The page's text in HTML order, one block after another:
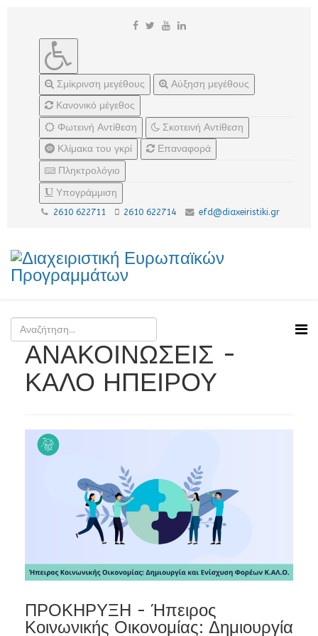
Σμίκρινση μεγέθους
Αύξηση μεγέθους
Κανονικό μέγεθος
Φωτεινή Αντίθεση
Σκοτεινή Αντίθεση
Κλίμακα του γκρί
Επαναφορά
Πληκτρολόγιο
Υπογράμμιση
2610 622711 2610 622714 efd@diaxeiristiki.gr
ΑΝΑΚΟΙΝΩΣΕΙΣ -
ΚΑΛΟ ΗΠΕΙΡΟΥ
ΠΡΟΚΗΡΥΞΗ - Ήπειρος
Κοινωνικής Οικονομίας: Δημιουργία